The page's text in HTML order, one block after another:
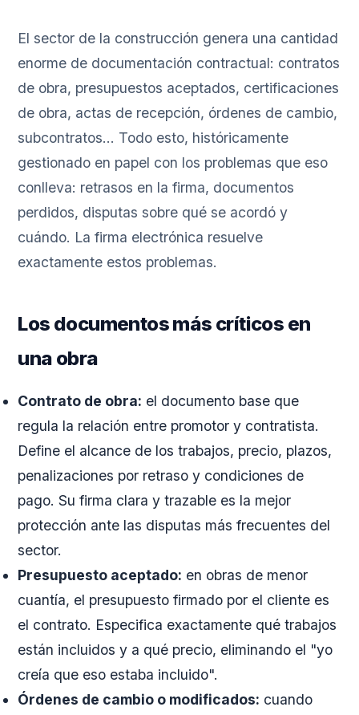
El sector de la construcción genera una cantidad
enorme de documentación contractual: contratos
de obra, presupuestos aceptados, certificaciones
de obra, actas de recepción, órdenes de cambio,
subcontratos... Todo esto, históricamente
gestionado en papel con los problemas que eso
conlleva: retrasos en la firma, documentos
perdidos, disputas sobre qué se acordó y
cuándo. La firma electrónica resuelve
exactamente estos problemas.
Los documentos más críticos en
una obra
Contrato de obra: el documento base que
regula la relación entre promotor y contratista.
Define el alcance de los trabajos, precio, plazos,
penalizaciones por retraso y condiciones de
pago. Su firma clara y trazable es la mejor
protección ante las disputas más frecuentes del
sector.
Presupuesto aceptado: en obras de menor
cuantía, el presupuesto firmado por el cliente es
el contrato. Especifica exactamente qué trabajos
están incluidos y a qué precio, eliminando el "yo
creía que eso estaba incluido".
Órdenes de cambio o modificados: cuando